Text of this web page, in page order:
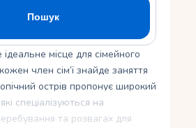
місце для сімейного
член сім’ї знайде заняття
острів пропонує широкий
спеціалізуються на
та розвагах для